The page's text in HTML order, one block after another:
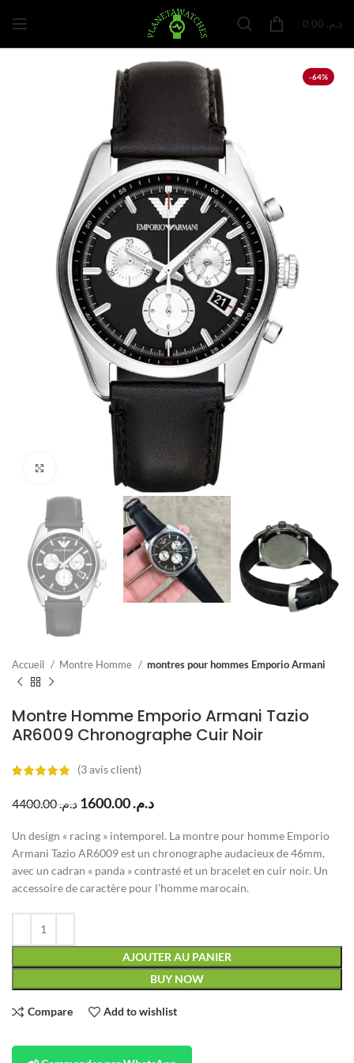
د.م.
-64%
Click to enlarge
Accueil Montre Homme montres pour hommes Emporio Armani
Montre Homme Emporio Armani Tazio
AR6009 Chronographe Cuir Noir
(3avis client)
د.م.4400.00 د.م.
Un design « racing » intemporel. La montre pour homme Emporio
Armani Tazio AR6009 est un chronographe audacieux de 46mm,
avec un cadran « panda » contrasté et un bracelet en cuir noir. Un
accessoire de caractère pour l’homme marocain.
AJOUTER AU PANIER
BUY NOW
Compare Add to wishlist